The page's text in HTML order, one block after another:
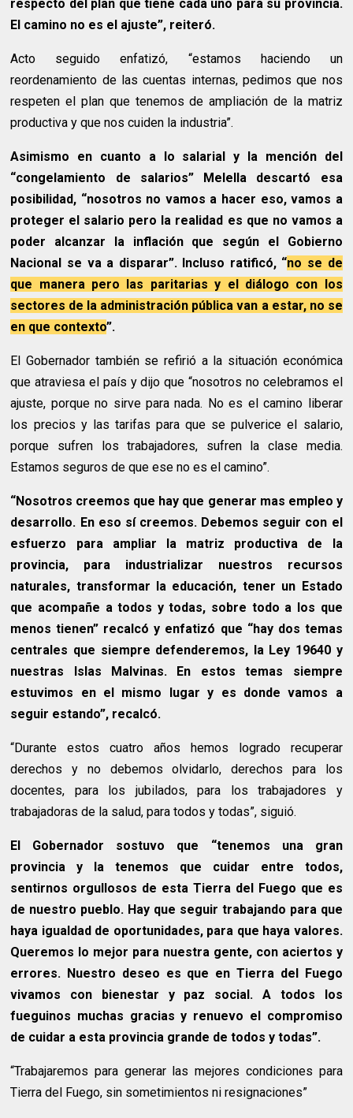
respecto del plan que tiene cada uno para su provincia.
El camino no es el ajuste”, reiteró.
Acto seguido enfatizó, “estamos haciendo un
reordenamiento de las cuentas internas, pedimos que nos
respeten el plan que tenemos de ampliación de la matriz
productiva y que nos cuiden la industria”.
Asimismo en cuanto a lo salarial y la mención del
“congelamiento de salarios” Melella descartó esa
posibilidad, “nosotros no vamos a hacer eso, vamos a
proteger el salario pero la realidad es que no vamos a
poder alcanzar la inflación que según el Gobierno
Nacional se va a disparar”. Incluso ratificó, “no se de
que manera pero las paritarias y el diálogo con los
sectores de la administración pública van a estar, no se
en que contexto”.
El Gobernador también se refirió a la situación económica
que atraviesa el país y dijo que “nosotros no celebramos el
ajuste, porque no sirve para nada. No es el camino liberar
los precios y las tarifas para que se pulverice el salario,
porque sufren los trabajadores, sufren la clase media.
Estamos seguros de que ese no es el camino”.
“Nosotros creemos que hay que generar mas empleo y
desarrollo. En eso sí creemos. Debemos seguir con el
esfuerzo para ampliar la matriz productiva de la
provincia, para industrializar nuestros recursos
naturales, transformar la educación, tener un Estado
que acompañe a todos y todas, sobre todo a los que
menos tienen” recalcó y enfatizó que “hay dos temas
centrales que siempre defenderemos, la Ley 19640 y
nuestras Islas Malvinas. En estos temas siempre
estuvimos en el mismo lugar y es donde vamos a
seguir estando”, recalcó.
“Durante estos cuatro años hemos logrado recuperar
derechos y no debemos olvidarlo, derechos para los
docentes, para los jubilados, para los trabajadores y
trabajadoras de la salud, para todos y todas”, siguió.
El Gobernador sostuvo que “tenemos una gran
provincia y la tenemos que cuidar entre todos,
sentirnos orgullosos de esta Tierra del Fuego que es
de nuestro pueblo. Hay que seguir trabajando para que
haya igualdad de oportunidades, para que haya valores.
Queremos lo mejor para nuestra gente, con aciertos y
errores. Nuestro deseo es que en Tierra del Fuego
vivamos con bienestar y paz social. A todos los
fueguinos muchas gracias y renuevo el compromiso
de cuidar a esta provincia grande de todos y todas”.
“Trabajaremos para generar las mejores condiciones para
Tierra del Fuego, sin sometimientos ni resignaciones”